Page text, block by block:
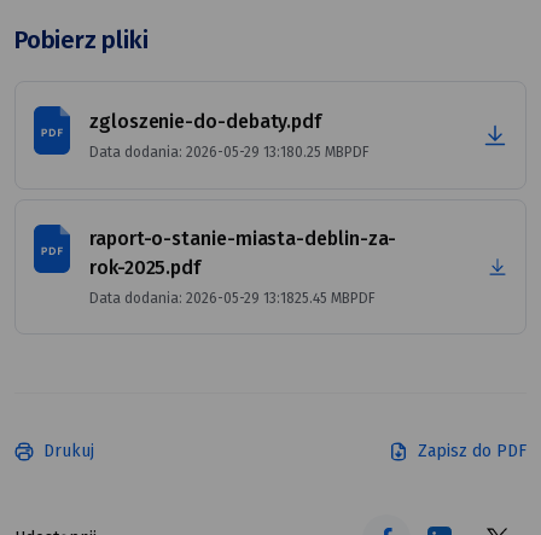
Pobierz pliki
zgloszenie-do-debaty.pdf
data
Data dodania: 2026-05-29 13:18rozmiar
0.25 MBFORMAT
PDF
raport-o-stanie-miasta-deblin-za-
rok-2025.pdf
data
Data dodania: 2026-05-29 13:18rozmiar
25.45 MBFORMAT
PDF
Drukuj Zapisz do PDF